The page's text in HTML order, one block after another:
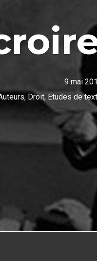
9 mai
, Droit, Etudes de